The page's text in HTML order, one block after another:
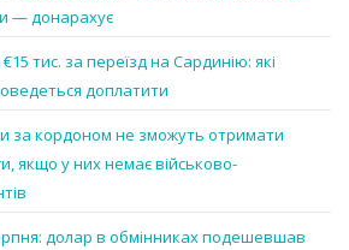
— донарахує
тис. за переїзд на Сардинію: які
доплатити
за кордоном не зможуть отримати
якщо у них немає військово-
долар в обмінниках подешевшав